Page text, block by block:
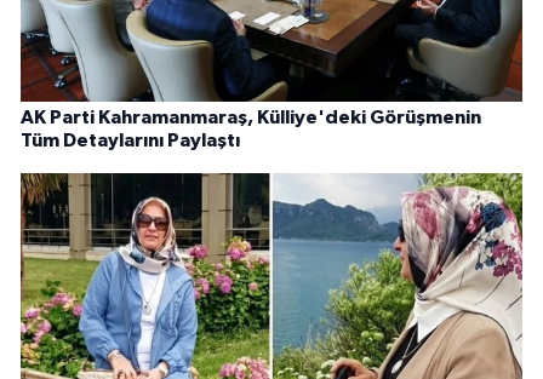
AK Parti Kahramanmaraş, Külliye'deki Görüşmenin
Tüm Detaylarını Paylaştı